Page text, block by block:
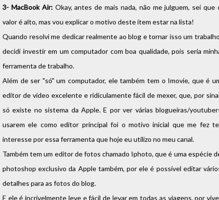
3- MacBook Air:Okay, antes de mais nada, não me julguem, sei que
valor é alto, mas vou explicar o motivo deste item estar na lista!
Quando resolvi me dedicar realmente ao blog e tornar isso um
decidi investir em um computador com boa qualidade, pois seria
ferramenta de trabalho.
Além de ser "só" um computador, ele também tem o Imovie, que é
editor de vídeo excelente e ridiculamente fácil de mexer, que, por
só existe no sistema da Apple. E por ver várias blogueiras/
usarem ele como editor principal foi o motivo inicial que me fez
interesse por essa ferramenta que hoje eu utilizo no meu canal.
Também tem um editor de fotos chamado Iphoto, que é uma espécie
photoshop exclusivo da Apple também, por ele é possível editar
detalhes para as fotos do blog.
E ele é incrivelmente leve e fácil de levar em todas as viagens, por